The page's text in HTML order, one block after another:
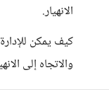
الانهيار.
كيف يمكن
والاتجاه إلى